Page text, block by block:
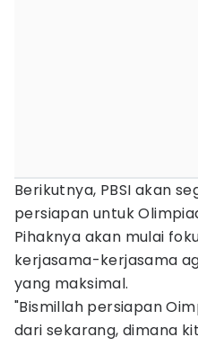
Berikutnya, PBSI akan
persiapan untuk
Pihaknya akan mulai
kerjasama-kerjasama
yang maksimal.
"Bismillah persiapan
dari sekarang, dimana